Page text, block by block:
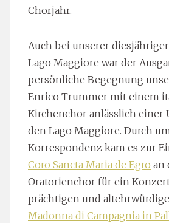
Chorjahr.
Auch bei unserer
Lago Maggiore war der
persönliche Begegnung
Enrico Trummer mit einem
Kirchenchor anlässlich einer
den Lago Maggiore. Durch
Korrespondenz kam es zur
Coro Sancta Maria de Egro an
Oratorienchor für ein
prächtigen und
Madonna di Campagnia in